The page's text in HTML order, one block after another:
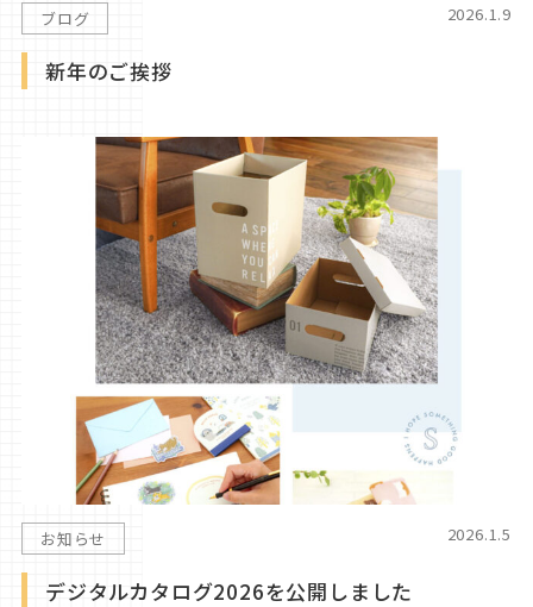
ブログ 2026.1.9
新年のご挨拶
お知らせ 2026.1.5
デジタルカタログ2026を公開しました